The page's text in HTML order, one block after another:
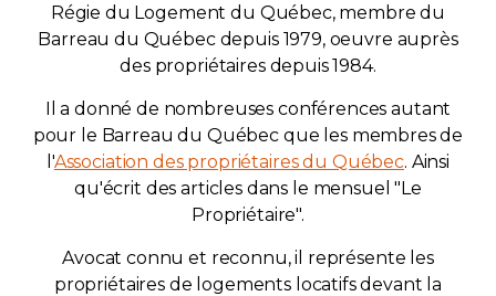
Régie du Logement du Québec, membre du
Barreau du Québec depuis 1979, oeuvre auprès
des propriétaires depuis 1984.
Il a donné de nombreuses conférences autant
pour le Barreau du Québec que les membres de
l'Association des propriétaires du Québec. Ainsi
qu'écrit des articles dans le mensuel "Le
Propriétaire".
Avocat connu et reconnu, il représente les
propriétaires de logements locatifs devant la